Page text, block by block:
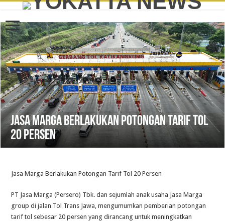
Jasa Marga Berlakukan Potongan Tarif Tol
20 Persen
Jasa Marga Berlakukan Potongan Tarif Tol 20 Persen
PT Jasa Marga (Persero) Tbk. dan sejumlah anak usaha Jasa Marga
group di jalan Tol Trans Jawa, mengumumkan pemberian potongan
tarif tol sebesar 20 persen yang dirancang untuk meningkatkan